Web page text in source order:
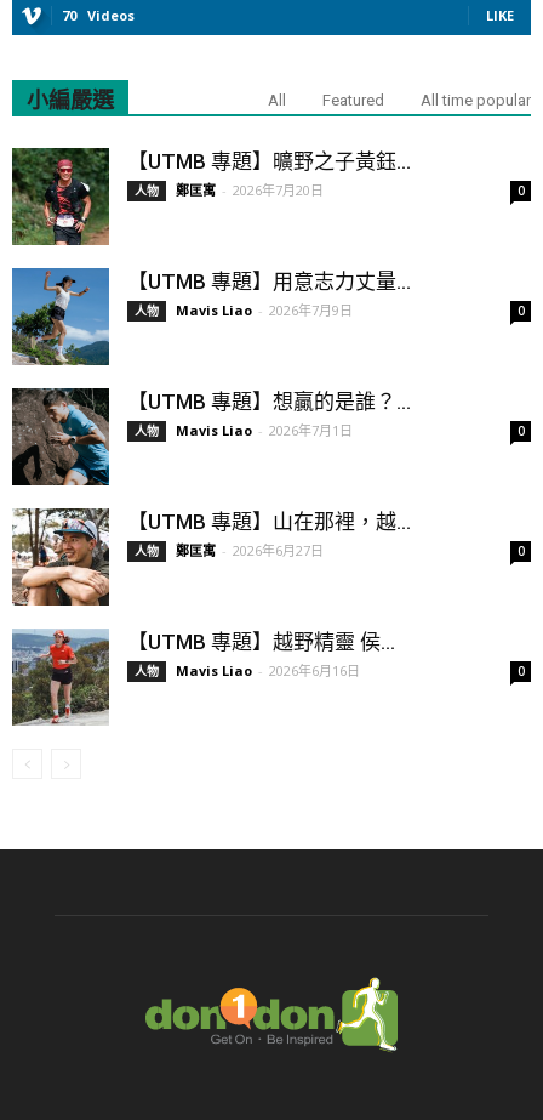
70 Videos LIKE
小編嚴選 All Featured All time popular
【UTMB 專題】曠野之子黃鈺...
人物 鄭匡寓 - 2026年7月20日 0
【UTMB 專題】用意志力丈量...
人物 Mavis Liao - 2026年7月9日 0
【UTMB 專題】想贏的是誰？...
人物 Mavis Liao - 2026年7月1日 0
【UTMB 專題】山在那裡，越...
人物 鄭匡寓 - 2026年6月27日 0
【UTMB 專題】越野精靈 侯...
人物 Mavis Liao - 2026年6月16日 0